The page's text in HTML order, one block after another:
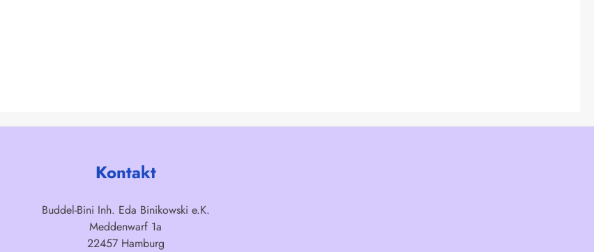
Kontakt
Buddel-Bini Inh. Eda Binikowski e.K.
Meddenwarf 1a
22457 Hamburg